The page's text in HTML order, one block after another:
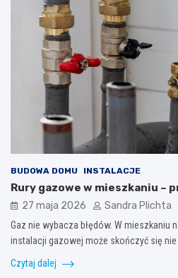
BUDOWA DOMU INSTALACJE
Rury gazowe w mieszkaniu –
27 maja 2026 Sandra Plichta
Gaz nie wybacza błędów. W mieszkaniu
instalacji gazowej może skończyć się
Czytaj dalej